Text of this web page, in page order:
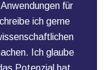
für
ich gerne
Ich glaube